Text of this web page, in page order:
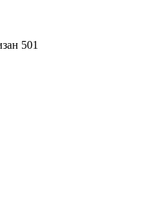
501